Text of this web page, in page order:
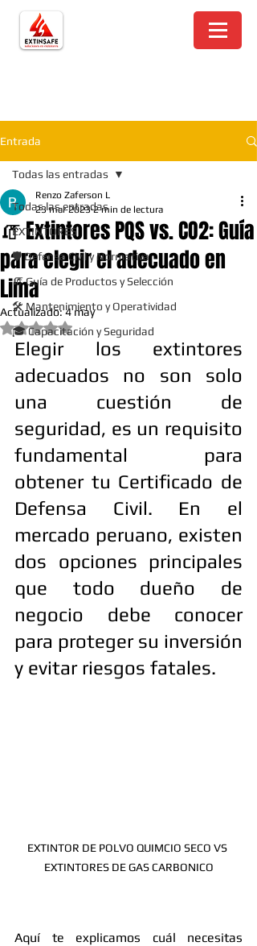
Entrada
Todas las entradas
EXTINTORES
🛡️ Defensa Civil y Normativa
🧯 Guía de Productos y Selección
🛠️ Mantenimiento y Operatividad
🎓 Capacitación y Seguridad
Todas las entradas
🧯 Extintores PQS vs. CO2: Guía
para elegir el adecuado en
Lima
Renzo Zaferson L
23 mar 2023 2 min de lectura
Actualizado:4 may
Obtuvo NaN de 5 estrellas.
Elegir los extintores
adecuados no son solo
una cuestión de
seguridad, es un requisito
fundamental para
obtener tu Certificado de
Defensa Civil. En el
mercado peruano, existen
dos opciones principales
que todo dueño de
negocio debe conocer
para proteger su inversión
y evitar riesgos fatales.
EXTINTOR DE POLVO QUIMCIO SECO VS
EXTINTORES DE GAS CARBONICO
Aquí te explicamos cuál necesitas